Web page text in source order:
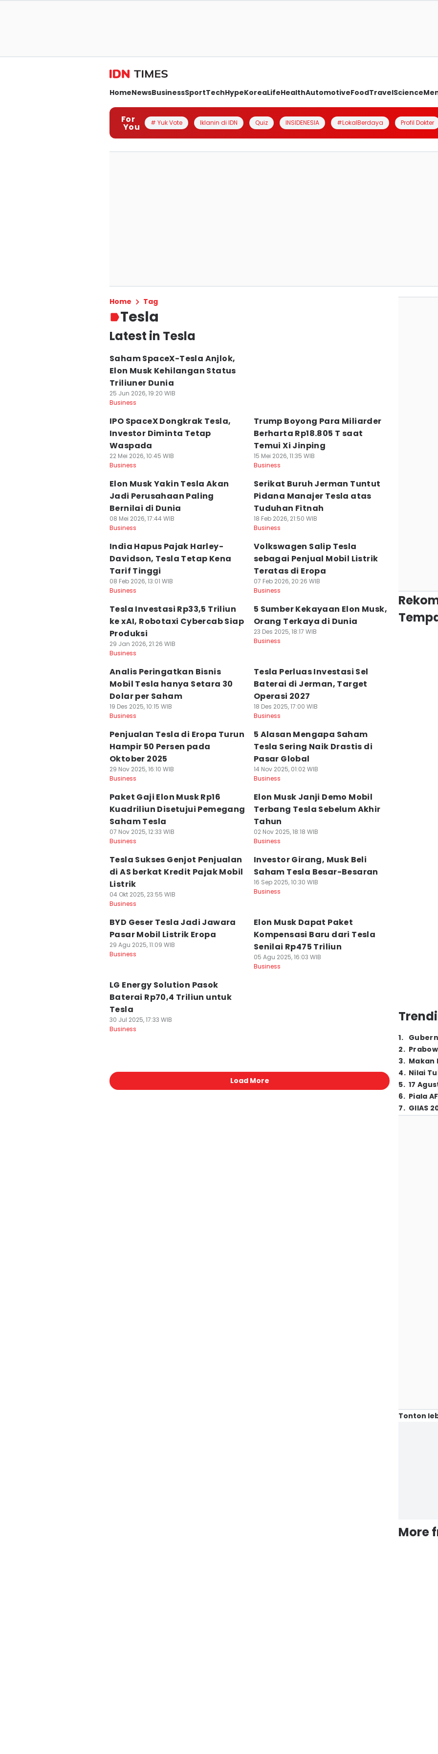
HomeNewsBusinessSportTechHypeKoreaLifeHealthAutomotiveFoodTravelScience
For
You # Yuk Vote Iklanin di IDN Quiz INSIDENESIA #LokalBerdaya Profil Dokter
Home Tag
Tesla
Latest in Tesla
Saham SpaceX-Tesla Anjlok,
Elon Musk Kehilangan Status
Triliuner Dunia
25 Jun 2026, 19:20 WIB
Business
IPO SpaceX Dongkrak Tesla,
Investor Diminta Tetap
Waspada
22 Mei 2026, 10:45 WIB
Business
Trump Boyong Para Miliarder
Berharta Rp18.805 T saat
Temui Xi Jinping
15 Mei 2026, 11:35 WIB
Business
Elon Musk Yakin Tesla Akan
Jadi Perusahaan Paling
Bernilai di Dunia
08 Mei 2026, 17:44 WIB
Business
Serikat Buruh Jerman Tuntut
Pidana Manajer Tesla atas
Tuduhan Fitnah
18 Feb 2026, 21:50 WIB
Business
India Hapus Pajak Harley-
Davidson, Tesla Tetap Kena
Tarif Tinggi
08 Feb 2026, 13:01 WIB
Business
Volkswagen Salip Tesla
sebagai Penjual Mobil Listrik
Teratas di Eropa
07 Feb 2026, 20:26 WIB
Business
Tesla Investasi Rp33,5 Triliun
ke xAI, Robotaxi Cybercab Siap
Produksi
29 Jan 2026, 21:26 WIB
Business
5 Sumber Kekayaan Elon Musk,
Orang Terkaya di Dunia
23 Des 2025, 18:17 WIB
Business
Analis Peringatkan Bisnis
Mobil Tesla hanya Setara 30
Dolar per Saham
19 Des 2025, 10:15 WIB
Business
Tesla Perluas Investasi Sel
Baterai di Jerman, Target
Operasi 2027
18 Des 2025, 17:00 WIB
Business
Penjualan Tesla di Eropa Turun
Hampir 50 Persen pada
Oktober 2025
29 Nov 2025, 16:10 WIB
Business
5 Alasan Mengapa Saham
Tesla Sering Naik Drastis di
Pasar Global
14 Nov 2025, 01:02 WIB
Business
Paket Gaji Elon Musk Rp16
Kuadriliun Disetujui Pemegang
Saham Tesla
07 Nov 2025, 12:33 WIB
Business
Elon Musk Janji Demo Mobil
Terbang Tesla Sebelum Akhir
Tahun
02 Nov 2025, 18:18 WIB
Business
Tesla Sukses Genjot Penjualan
di AS berkat Kredit Pajak Mobil
Listrik
04 Okt 2025, 23:55 WIB
Business
Investor Girang, Musk Beli
Saham Tesla Besar-Besaran
16 Sep 2025, 10:30 WIB
Business
BYD Geser Tesla Jadi Jawara
Pasar Mobil Listrik Eropa
29 Agu 2025, 11:09 WIB
Business
Elon Musk Dapat Paket
Kompensasi Baru dari Tesla
Senilai Rp475 Triliun
05 Agu 2025, 16:03 WIB
Business
LG Energy Solution Pasok
Baterai Rp70,4 Triliun untuk
Tesla
30 Jul 2025, 17:33 WIB
Business
Load More
1.
2.
3. Makan
4. Nilai
5. 17
6. Piala
7. GIIAS
Tonton
More